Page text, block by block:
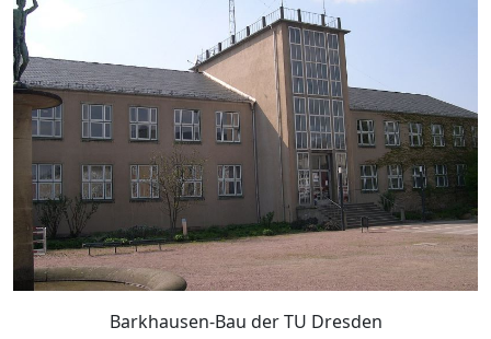
Barkhausen-Bau der TU Dresden